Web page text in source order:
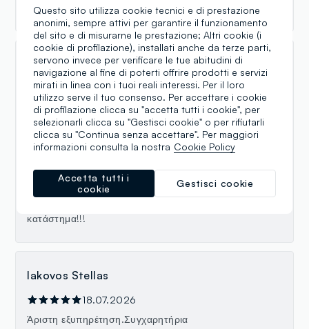
ποιότητα και όμορφα σχεδία. Πολλά μπράβο !!!
ΕΥΗ ΦΙΛΙΠΠΙΔΟΥ
21.07.2026
Έμεινα απόλυτα ευχαριστημένη από την εξυπηρέτηση
του προσωπικού. Ήταν ευγενικό, πρόθυμο και με
βοήθησε πραγματικά στις επιλογές μου. Μου πρότειναν
συνδυασμούς προϊόντων, μοιράστηκαν τη γνώμη τους
ολοκληρωμένα σετ. Η εξυπηρέτηση ήταν άμεση, φιλική
και έκανε την εμπειρία των αγορών μου ιδιαίτερα
κατάστημα!!!
Iakovos Stellas
18.07.2026
Άριστη εξυπηρέτηση.Συγχαρητήρια
Questo sito utilizza cookie tecnici e di prestazione
anonimi, sempre attivi per garantire il funzionamento
del sito e di misurarne le prestazione; Altri cookie (i
cookie di profilazione), installati anche da terze parti,
servono invece per verificare le tue abitudini di
navigazione al fine di poterti offrire prodotti e servizi
mirati in linea con i tuoi reali interessi. Per il loro
utilizzo serve il tuo consenso. Per accettare i cookie
di profilazione clicca su "accetta tutti i cookie", per
selezionarli clicca su "Gestisci cookie" o per rifiutarli
clicca su "Continua senza accettare". Per maggiori
informazioni consulta la nostra Cookie Policy
Gestisci cookie
Accetta tutti i
cookie